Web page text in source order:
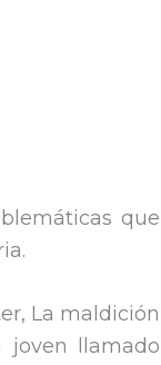
que
La maldición
joven llamado